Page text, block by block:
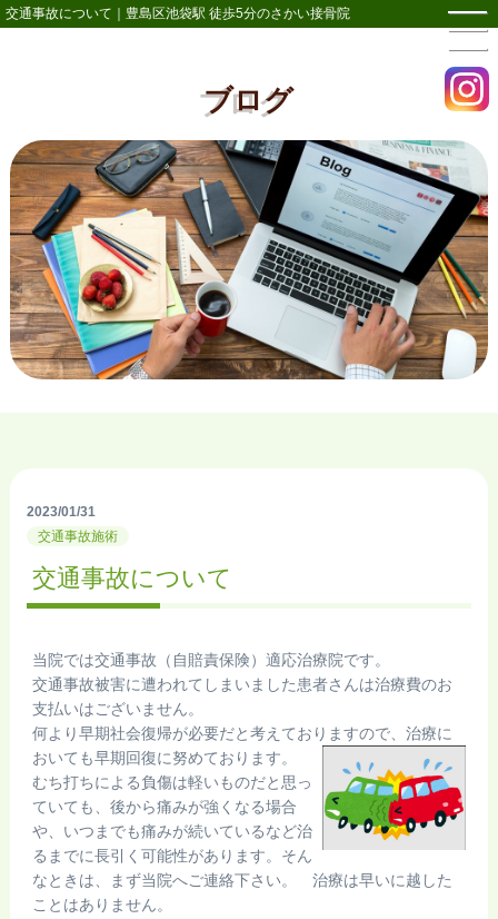
交通事故について｜豊島区池袋駅 徒歩5分のさかい接骨院
ブログ
2023/01/31
交通事故施術
交通事故について
当院では交通事故（自賠責保険）適応治療院です。
交通事故被害に遭われてしまいました患者さんは治療費のお
支払いはございません。
何より早期社会復帰が必要だと考えておりますので、治療に
おいても早期回復に努めております。
むち打ちによる負傷は軽いものだと思っ
ていても、後から痛みが強くなる場合
や、いつまでも痛みが続いているなど治
るまでに長引く可能性があります。そん
なときは、まず当院へご連絡下さい。 治療は早いに越した
ことはありません。